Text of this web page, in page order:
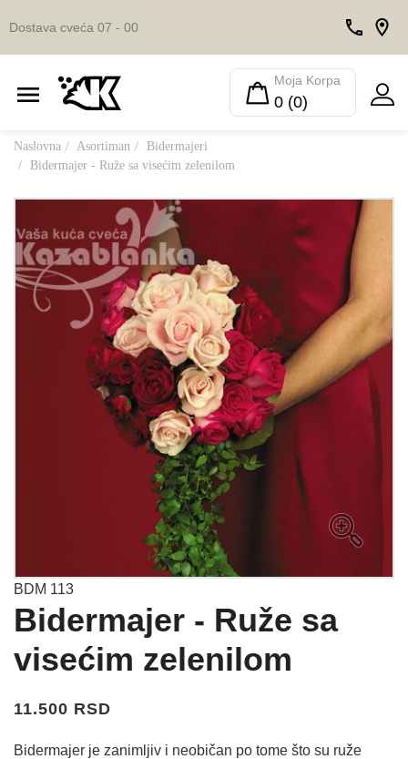
Dostava cveća 07 - 00
Moja Korpa
0 (0)
Naslovna Asortiman
Bidermajeri
Bidermajer - Ruže sa visećim zelenilom
BDM 113
Bidermajer - Ruže sa
visećim zelenilom
11.500 RSD
Bidermajer je zanimljiv i neobičan po tome što su ruže